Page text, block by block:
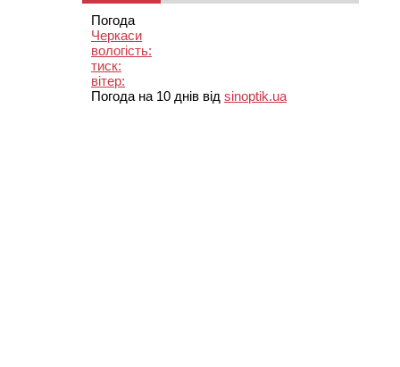
Погода
Черкаси
вологість:
тиск:
вітер:
Погода на 10 днів від sinoptik.ua